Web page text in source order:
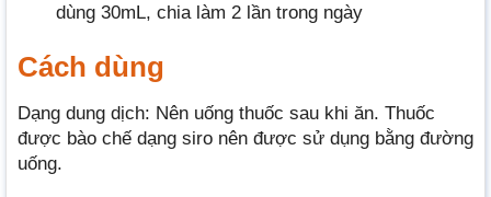
dùng 30mL, chia làm 2 lần trong ngày
Cách dùng
Dạng dung dịch: Nên uống thuốc sau khi ăn. Thuốc
được bào chế dạng siro nên được sử dụng bằng đường
uống.